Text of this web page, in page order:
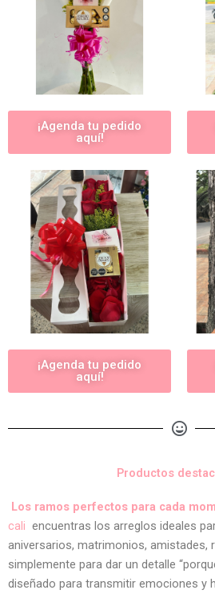
¡Agenda tu pedido
aquí!
¡Agenda tu pedido
aquí!
Productos
Los ramos perfectos para cada
cali encuentras los arreglos ideales
aniversarios, matrimonios, amistades,
simplemente para dar un detalle
diseñado para transmitir emociones y